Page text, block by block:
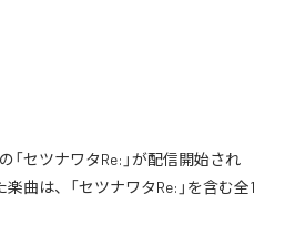
「セツナワタRe:」が配信開始され
曲は、「セツナワタRe:」を含む全1